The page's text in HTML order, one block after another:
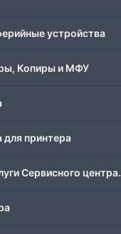
устройства
Копиры и МФУ
принтера
Сервисного центра.